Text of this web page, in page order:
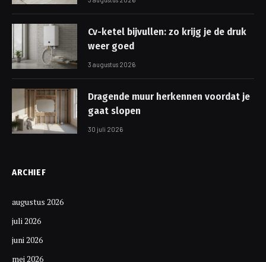
Cv-ketel bijvullen: zo krijg je de druk
weer goed
3 augustus 2026
Dragende muur herkennen voordat je
gaat slopen
30 juli 2026
ARCHIEF
augustus 2026
juli 2026
juni 2026
mei 2026